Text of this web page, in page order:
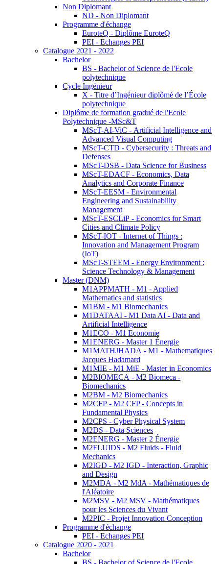
Non Diplomant
ND - Non Diplomant
Programme d'échange
EuroteQ - Diplôme EuroteQ
PEI - Echanges PEI
Catalogue 2021 - 2022
Bachelor
BS - Bachelor of Science de l'Ecole
polytechnique
Cycle Ingénieur
X - Titre d’Ingénieur diplômé de l’École
polytechnique
Diplôme de formation gradué de l'Ecole
Polytechnique -MSc&T
MScT-AI-ViC - Artificial Intelligence and
Advanced Visual Computing
MScT-CTD - Cybersecurity : Threats and
Defenses
MScT-DSB - Data Science for Business
MScT-EDACF - Economics, Data
Analytics and Corporate Finance
MScT-EESM - Environmental
Engineering and Sustainability
Management
MScT-ESCLiP - Economics for Smart
Cities and Climate Policy
MScT-IOT - Internet of Things :
Innovation and Management Program
(IoT)
MScT-STEEM - Energy Environment :
Science Technology & Management
Master (DNM)
M1APPMATH - M1 - Applied
Mathematics and statistics
M1BM - M1 Biomechanics
M1DATAAI - M1 Data AI - Data and
Artificial Intelligence
M1ECO - M1 Economie
M1ENERG - Master 1 Énergie
M1MATHJHADA - M1 - Mathematiques
Jacques Hadamard
M1MIE - M1 MiE - Master in Economics
M2BIOMECA - M2 Biomeca -
Biomechanics
M2BM - M2 Biomechanics
M2CFP - M2 CFP - Concepts in
Fundamental Physics
M2CPS - Cyber Physical System
M2DS - Data Sciences
M2ENERG - Master 2 Énergie
M2FLUIDS - M2 Fluids - Fluid
Mechanics
M2IGD - M2 IGD - Interaction, Graphic
and Design
M2MDA - M2 MdA - Mathématiques de
l'Aléatoire
M2MSV - M2 MSV - Mathématiques
pour les Sciences du Vivant
M2PIC - Projet Innovation Conception
Programme d'échange
PEI - Echanges PEI
Catalogue 2020 - 2021
Bachelor
BS - Bachelor of Science de l'Ecole